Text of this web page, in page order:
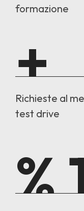
formazione
+
Richieste al
test drive
%